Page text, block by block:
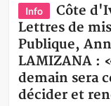
Info
Côte
Lettres de
Publique,
LAMIZANA :
demain sera
décider et